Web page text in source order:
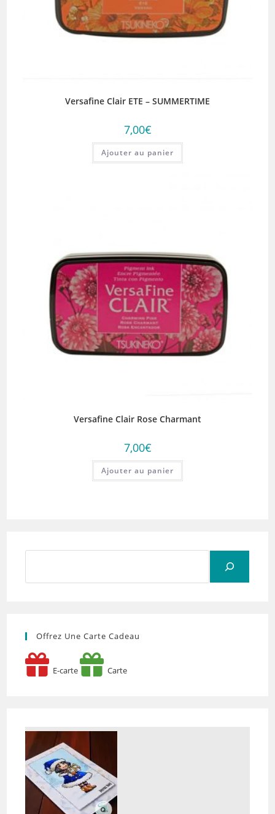
Versafine Clair ETE – SUMMERTIME
7,00€
Ajouter au panier
Versafine Clair Rose Charmant
7,00€
Ajouter au panier
Offrez Une Carte Cadeau
E-carte Carte